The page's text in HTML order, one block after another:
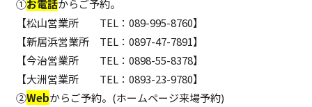
①お電話からご予約。
【松山営業所 TEL：089-995-8760】
【新居浜営業所 TEL：0897-47-7891】
【今治営業所 TEL：0898-55-8378】
【大洲営業所 TEL：0893-23-9780】
②Webからご予約。(ホームページ来場予約)